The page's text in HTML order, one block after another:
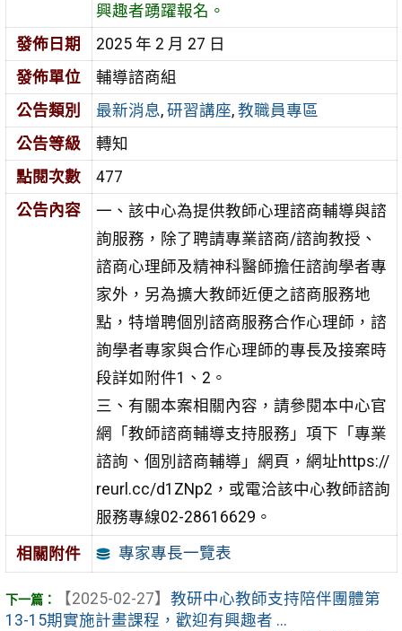
興趣者踴躍報名。
發佈日期
2025 年 2 月 27 日
發佈單位
輔導諮商組
公告類別
最新消息, 研習講座, 教職員專區
公告等級
轉知
點閱次數
477
公告內容
一、該中心為提供教師心理諮商輔導與諮
詢服務，除了聘請專業諮商/諮詢教授、
諮商心理師及精神科醫師擔任諮詢學者專
家外，另為擴大教師近便之諮商服務地
點，特增聘個別諮商服務合作心理師，諮
詢學者專家與合作心理師的專長及接案時
段詳如附件1、2。
三、有關本案相關內容，請參閱本中心官
網「教師諮商輔導支持服務」項下「專業
諮詢、個別諮商輔導」網頁，網址https://
reurl.cc/d1ZNp2，或電洽該中心教師諮詢
服務專線02-28616629。
相關附件 專家專長一覽表
【2025-02-27】 教研中心教師支持陪伴團體第
13-15期實施計畫課程，歡迎有興趣者 ...